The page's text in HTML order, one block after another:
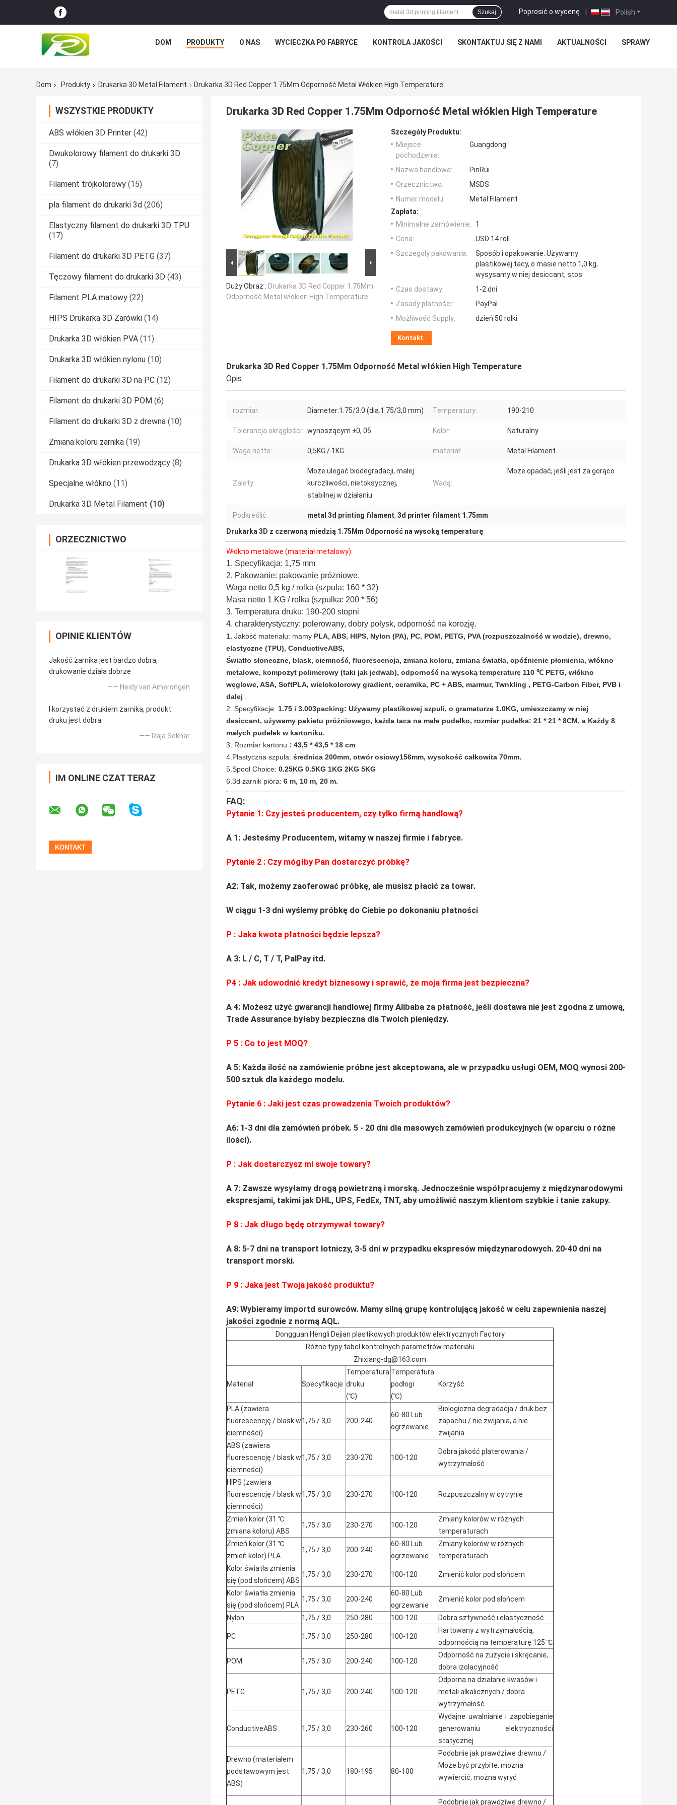
Polish
Poprosić o wycenę |
Szukaj
DOM PRODUKTY O NAS WYCIECZKA PO FABRYCE KONTROLA JAKOŚCI SKONTAKTUJ SIĘ Z NAMI AKTUALNOŚCI SPRAWY
Dom Produkty Drukarka 3D Metal Filament Drukarka 3D Red Copper 1.75Mm Odporność Metal Włókien High Temperature
WSZYSTKIE PRODUKTY
ABS włókien 3D Printer (42)
Dwukolorowy filament do drukarki 3D
(7)
Filament trójkolorowy (15)
pla filament do drukarki 3d (206)
Elastyczny filament do drukarki 3D TPU
(17)
Filament do drukarki 3D PETG (37)
Tęczowy filament do drukarki 3D (43)
Filament PLA matowy (22)
HIPS Drukarka 3D Żarówki (14)
Drukarka 3D włókien PVA (11)
Drukarka 3D włókien nylonu (10)
Filament do drukarki 3D na PC (12)
Filament do drukarki 3D POM (6)
Filament do drukarki 3D z drewna (10)
Zmiana koloru żarnika (19)
Drukarka 3D włókien przewodzący (8)
Specjalne włókno (11)
Drukarka 3D Metal Filament (10)
ORZECZNICTWO
OPINIE KLIENTÓW
Jakość żarnika jest bardzo dobra,
drukowanie działa dobrze
—— Heidy van Amerongen
I korzystać z drukiem żarnika, produkt
druku jest dobra.
—— Raja Sekhar
IM ONLINE CZAT TERAZ
Drukarka 3D Red Copper 1.75Mm Odporność Metal włókien High Temperature
Duży Obraz : Drukarka 3D Red Copper 1.75Mm
Odporność Metal włókien High Temperature
Szczegóły Produktu:
Miejsce
pochodzenia:
Guangdong
Nazwa handlowa:
PinRui
Orzecznictwo:
MSDS
Numer modelu:
Metal Filament
Zapłata:
Minimalne zamówienie:
1
Cena:
USD 14 roll
Szczegóły pakowania:
Sposób i opakowanie: Używamy
plastikowej tacy, o masie netto 1,0 kg,
wysysamy w niej desiccant, stos
Czas dostawy:
1-2 dni
Zasady płatności:
PayPal
Możliwość Supply:
dzień 50 rolki
Kontakt
Drukarka 3D Red Copper 1.75Mm Odporność Metal włókien High Temperature
Opis
rozmiar: Diameter:1.75/3.0 (dia.1.75/3,0 mm) Temperatury: 190-210
Tolerancja okrągłości: wynoszącym ±0, 05 Kolor: Naturalny
Waga netto: 0,5KG / 1KG materiał: Metal Filament
Zalety:
Może ulegać biodegradacji, małej
kurczliwości, nietoksycznej,
stabilnej w działaniu
Wadą:
Może opadać, jeśli jest za gorąco
Podkreślić: metal 3d printing filament, 3d printer filament 1.75mm
Drukarka 3D z czerwoną miedzią 1.75Mm Odporność na wysoką temperaturę
Włókno metalowe (materiał metalowy):
1. Specyfikacja: 1,75 mm
2. Pakowanie: pakowanie próżniowe,
Waga netto 0,5 kg / rolka (szpula: 160 * 32)
Masa netto 1 KG / rolka (szpulka: 200 * 56)
3. Temperatura druku: 190-200 stopni
4. charakterystyczny: polerowany, dobry połysk, odporność na korozję.
1. Jakość materiału: mamy PLA, ABS, HIPS, Nylon (PA), PC, POM, PETG, PVA (rozpuszczalność w wodzie), drewno,
elastyczne (TPU), ConductiveABS,
Światło słoneczne, blask, ciemność, fluorescencja, zmiana koloru, zmiana światła, opóźnienie płomienia, włókno
metalowe, kompozyt polimerowy (taki jak jedwab), odporność na wysoką temperaturę 110 ℃ PETG, włókno
węglowe, ASA, SoftPLA, wielokolorowy gradient, ceramika, PC + ABS, marmur, Twnkling , PETG-Carbon Fiber, PVB i
dalej .
2. Specyfikacje: 1.75 i 3.003packing: Używamy plastikowej szpuli, o gramaturze 1.0KG, umieszczamy w niej
desiccant, używamy pakietu próżniowego, każda taca na małe pudełko, rozmiar pudełka: 21 * 21 * 8CM, a Każdy 8
małych pudełek w kartoniku.
3. Rozmiar kartonu : 43,5 * 43,5 * 18 cm
4.Plastyczna szpula: średnica 200mm, otwór osiowy156mm, wysokość całkowita 70mm.
5.Spool Choice: 0.25KG 0.5KG 1KG 2KG 5KG
6.3d żarnik pióra: 6 m, 10 m, 20 m.
FAQ:
Pytanie 1: Czy jesteś producentem, czy tylko firmą handlową?
A 1: Jesteśmy Producentem, witamy w naszej firmie i fabryce.
Pytanie 2 : Czy mógłby Pan dostarczyć próbkę?
A2: Tak, możemy zaoferować próbkę, ale musisz płacić za towar.
W ciągu 1-3 dni wyślemy próbkę do Ciebie po dokonaniu płatności
P : Jaka kwota płatności będzie lepsza?
A 3: L / C, T / T, PalPay itd.
P4 : Jak udowodnić kredyt biznesowy i sprawić, że moja firma jest bezpieczna?
A 4: Możesz użyć gwarancji handlowej firmy Alibaba za płatność, jeśli dostawa nie jest zgodna z umową,
Trade Assurance byłaby bezpieczna dla Twoich pieniędzy.
P 5 : Co to jest MOQ?
A 5: Każda ilość na zamówienie próbne jest akceptowana, ale w przypadku usługi OEM, MOQ wynosi 200-
500 sztuk dla każdego modelu.
Pytanie 6 : Jaki jest czas prowadzenia Twoich produktów?
A6: 1-3 dni dla zamówień próbek. 5 - 20 dni dla masowych zamówień produkcyjnych (w oparciu o różne
ilości).
P : Jak dostarczysz mi swoje towary?
A 7: Zawsze wysyłamy drogą powietrzną i morską. Jednocześnie współpracujemy z międzynarodowymi
ekspresjami, takimi jak DHL, UPS, FedEx, TNT, aby umożliwić naszym klientom szybkie i tanie zakupy.
P 8 : Jak długo będę otrzymywał towary?
A 8: 5-7 dni na transport lotniczy, 3-5 dni w przypadku ekspresów międzynarodowych. 20-40 dni na
transport morski.
P 9 : Jaka jest Twoja jakość produktu?
A9: Wybieramy importd surowców. Mamy silną grupę kontrolującą jakość w celu zapewnienia naszej
jakości zgodnie z normą AQL.
Dongguan Hengli Dejian plastikowych produktów elektrycznych Factory
Różne typy tabel kontrolnych parametrów materiału
Zhixiang-dg@163.com
Materiał Specyfikacje
Temperatura
druku
(℃)
Temperatura
podłogi
(℃)
Korzyść
PLA (zawiera
fluorescencję / blask w
ciemności)
1,75 / 3,0 200-240
60-80 Lub
ogrzewanie
Biologiczna degradacja / druk bez
zapachu / nie zwijania, a nie
zwijania
ABS (zawiera
fluorescencję / blask w
ciemności)
1,75 / 3,0 230-270 100-120
Dobra jakość platerowania /
wytrzymałość
HIPS (zawiera
fluorescencję / blask w
ciemności)
1,75 / 3,0 230-270 100-120 Rozpuszczalny w cytrynie
Zmień kolor (31 ℃
zmiana koloru) ABS
1,75 / 3,0 230-270 100-120
Zmiany kolorów w różnych
temperaturach
Zmień kolor (31 ℃
zmień kolor) PLA
1,75 / 3,0 200-240
60-80 Lub
ogrzewanie
Zmiany kolorów w różnych
temperaturach
Kolor światła zmienia
się (pod słońcem) ABS
1,75 / 3,0 230-270 100-120 Zmienić kolor pod słońcem
Kolor światła zmienia
się (pod słońcem) PLA
1,75 / 3,0 200-240
60-80 Lub
ogrzewanie
Zmienić kolor pod słońcem
Nylon 1,75 / 3,0 250-280 100-120 Dobra sztywność i elastyczność
PC 1,75 / 3,0 250-280 100-120
Hartowany z wytrzymałością,
odpornością na temperaturę 125 ℃
POM 1,75 / 3,0 200-240 100-120
Odporność na zużycie i skręcanie,
dobra izolacyjność
PETG 1,75 / 3,0 200-240 100-120
Odporna na działanie kwasów i
metali alkalicznych / dobra
wytrzymałość
ConductiveABS 1,75 / 3,0 230-260 100-120
Wydajne uwalnianie i zapobieganie
generowaniu elektryczności
statycznej
Drewno (materiałem
podstawowym jest
ABS)
1,75 / 3,0 180-195 80-100
Podobnie jak prawdziwe drewno /
Może być przybite, można
wywiercić, można wyryć
.
Podobnie jak prawdziwe drewno /